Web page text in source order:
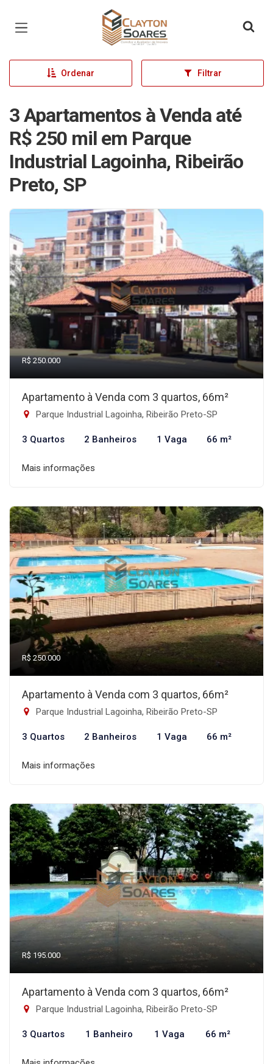
Página inicial
Ordenar Filtrar
3 Apartamentos à Venda até
R$ 250 mil em Parque
Industrial Lagoinha, Ribeirão
Preto, SP
R$ 250.000
Apartamento à Venda com 3 quartos, 66m²
Parque Industrial Lagoinha, Ribeirão Preto-SP
3 Quartos 2 Banheiros 1 Vaga 66 m²
Mais informações
R$ 250.000
Apartamento à Venda com 3 quartos, 66m²
Parque Industrial Lagoinha, Ribeirão Preto-SP
3 Quartos 2 Banheiros 1 Vaga 66 m²
Mais informações
R$ 195.000
Apartamento à Venda com 3 quartos, 66m²
Parque Industrial Lagoinha, Ribeirão Preto-SP
3 Quartos 1 Banheiro 1 Vaga 66 m²